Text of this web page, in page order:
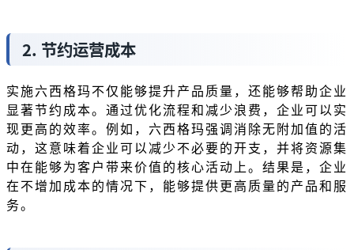
2. 节约运营成本
实施六西格玛不仅能够提升产品质量，还能够帮助企业
显著节约成本。通过优化流程和减少浪费，企业可以实
现更高的效率。例如，六西格玛强调消除无附加值的活
动，这意味着企业可以减少不必要的开支，并将资源集
中在能够为客户带来价值的核心活动上。结果是，企业
在不增加成本的情况下，能够提供更高质量的产品和服
务。